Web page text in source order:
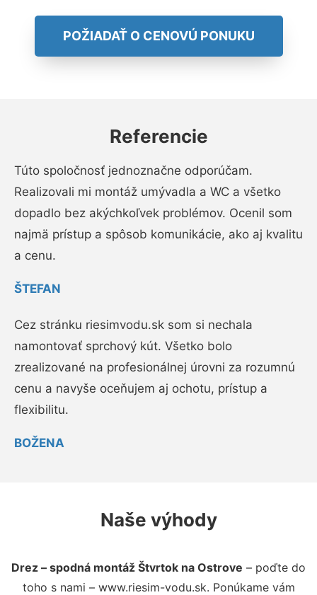
POŽIADAŤ O CENOVÚ PONUKU
Referencie
Túto spoločnosť jednoznačne odporúčam.
Realizovali mi montáž umývadla a WC a všetko
dopadlo bez akýchkoľvek problémov. Ocenil som
najmä prístup a spôsob komunikácie, ako aj kvalitu
a cenu.
ŠTEFAN
Cez stránku riesimvodu.sk som si nechala
namontovať sprchový kút. Všetko bolo
zrealizované na profesionálnej úrovni za rozumnú
cenu a navyše oceňujem aj ochotu, prístup a
flexibilitu.
BOŽENA
Naše výhody
Drez – spodná montáž Štvrtok na Ostrove – poďte do
toho s nami – www.riesim-vodu.sk. Ponúkame vám